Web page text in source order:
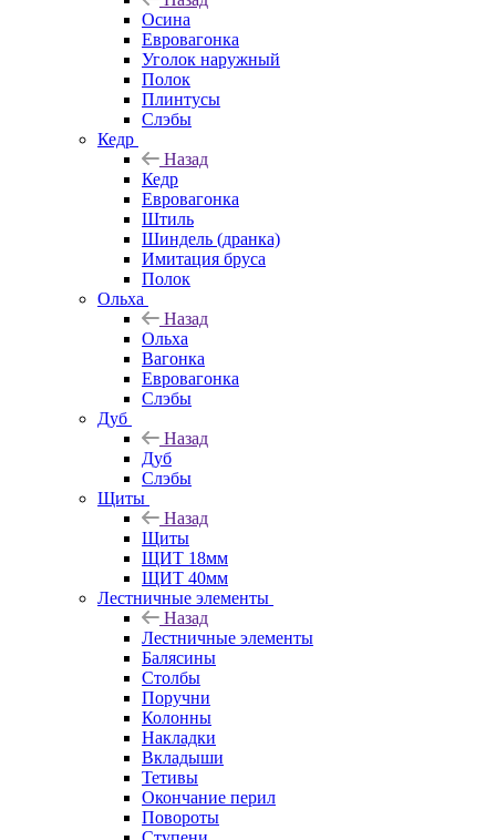
Осина
Евровагонка
Уголок наружный
Полок
Плинтусы
Слэбы
Кедр
Назад
Кедр
Евровагонка
Штиль
Шиндель (дранка)
Имитация бруса
Полок
Ольха
Назад
Ольха
Вагонка
Евровагонка
Слэбы
Дуб
Назад
Дуб
Слэбы
Щиты
Назад
Щиты
ЩИТ 18мм
ЩИТ 40мм
Лестничные элементы
Назад
Лестничные элементы
Балясины
Столбы
Поручни
Колонны
Накладки
Вкладыши
Тетивы
Окончание перил
Повороты